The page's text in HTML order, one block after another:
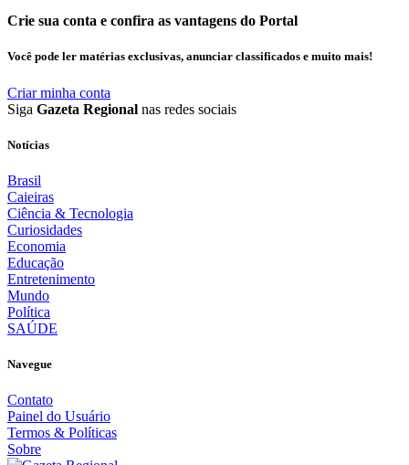
Crie sua conta e confira as vantagens do Portal
Você pode ler matérias exclusivas, anunciar classificados e muito mais!
Criar minha conta
Siga Gazeta Regional nas redes sociais
Notícias
Brasil
Caieiras
Ciência & Tecnologia
Curiosidades
Economia
Educação
Entretenimento
Mundo
Política
SAÚDE
Navegue
Contato
Painel do Usuário
Termos & Políticas
Sobre